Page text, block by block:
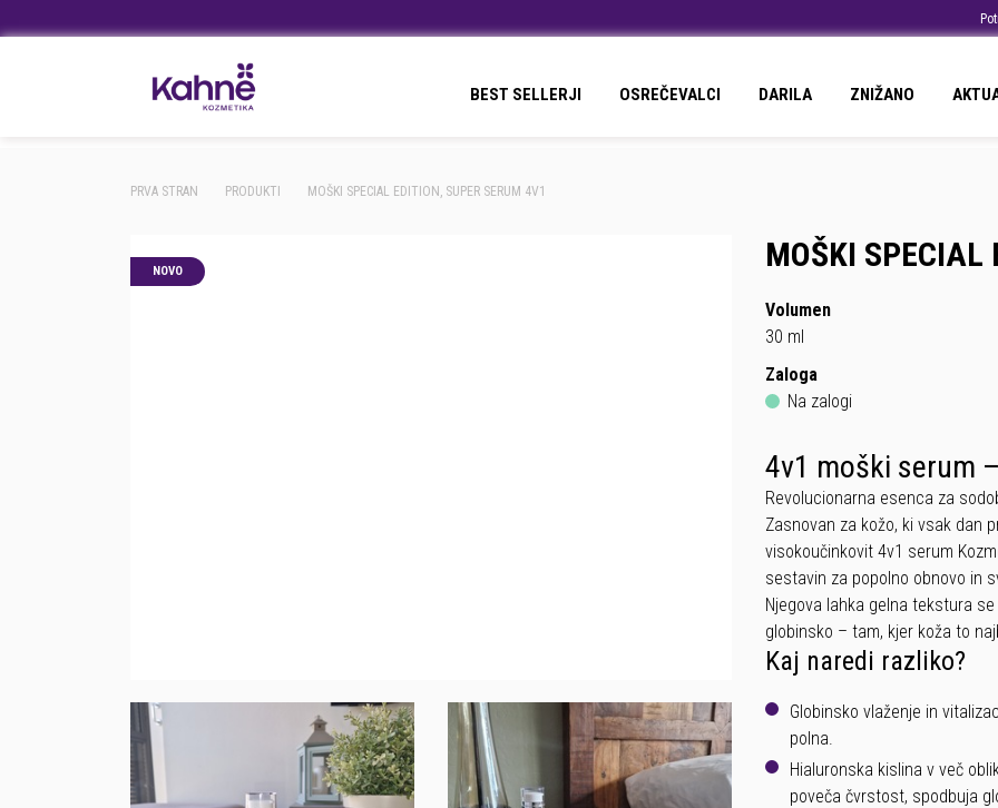
BEST SELLERJI OSREČEVALCI DARILA ZNIŽANO
PRVA STRAN PRODUKTI MOŠKI SPECIAL EDITION, SUPER SERUM 4V1
NOVO MOŠKI
Volumen
30 ml
Zaloga
Na zalogi
4v1 moški serum
Revolucionarna esenca za
Zasnovan za kožo, ki vsak dan
visokoučinkovit 4v1 serum
sestavin za popolno obnovo in
Njegova lahka gelna tekstura
globinsko – tam, kjer koža to
Kaj naredi razliko?
Globinsko vlaženje in
polna.
Hialuronska kislina v več
poveča čvrstost, spodbuja